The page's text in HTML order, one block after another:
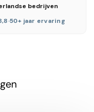
bedrijven
·50+ jaar ervaring